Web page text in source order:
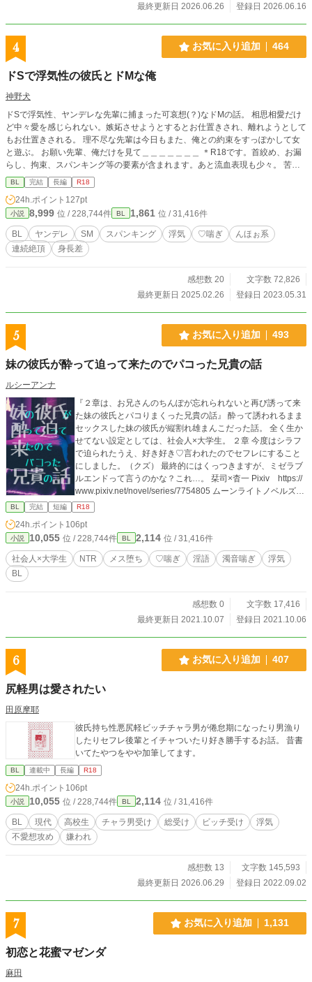
最終更新日 2026.06.26
登録日 2026.06.16
4 お気に入り追加 464
ドSで浮気性の彼氏とドMな俺
神野犬
ドSで浮気性、ヤンデレな先輩に捕まった可哀想(？)なドMの話。 相思相愛だけ
ど中々愛を感じられない。嫉妬させようとするとお仕置きされ、離れようとして
もお仕置きされる。 理不尽な先輩は今日もまた、俺との約束をすっぽかして女
と遊ぶ。 お願い先輩、俺だけを見て＿＿＿＿＿＿＿ ＊R18です。首絞め、お漏
らし、拘束、スパンキング等の要素が含まれます。あと流血表現も少々。 苦手
BL 完結 長編 R18
24h.ポイント 127pt
小説 8,999 位 / 228,744件 BL 1,861 位 / 31,416件
BL ヤンデレ SM スパンキング 浮気 ♡喘ぎ
んほぉ系
連続絶頂
身長差
感想数 20
文字数 72,826
最終更新日 2025.02.26
登録日 2023.05.31
5 お気に入り追加 493
妹の彼氏が酔って迫って来たのでパコった兄貴の話
ルシーアンナ
『２章は、お兄さんのちんぽが忘れられないと再び誘って来
た妹の彼氏とパコりまくった兄貴の話』 酔って誘われるまま
セックスした妹の彼氏が縦割れ雄まんこだった話。 全く生か
せてない設定としては、社会人×大学生。 ２章 今度はシラフ
で迫られたうえ、好き好き♡言われたのでセフレにすること
にしました。（クズ） 最終的にはくっつきますが、ミゼラブ
ルエンドって言うのかな？これ…。 栞司×杳一 Pixiv https://
www.pixiv.net/novel/series/7754805 ムーンライトノベルズ
https://novel18.syosetu.com/n1704ii/ fujossy https://fujossy.j
p/books/29830 ハーメルン https://syosetu.org/novel/40636
5/
BL 完結 短編 R18
24h.ポイント 106pt
小説 10,055 位 / 228,744件 BL 2,114 位 / 31,416件
社会人×大学生 NTR メス堕ち ♡喘ぎ 淫語 濁音喘ぎ
浮気
BL
感想数 0
文字数 17,416
最終更新日 2021.10.07
登録日 2021.10.06
6 お気に入り追加 407
尻軽男は愛されたい
田原摩耶
彼氏持ち性悪尻軽ビッチチャラ男が倦怠期になったり男漁り
したりセフレ後輩とイチャついたり好き勝手するお話。 昔書
いてたやつをやや加筆してます。
BL 連載中 長編 R18
24h.ポイント 106pt
小説 10,055 位 / 228,744件 BL 2,114 位 / 31,416件
BL 現代 高校生 チャラ男受け 総受け ビッチ受け
浮気
不愛想攻め
嫌われ
感想数 13
文字数 145,593
最終更新日 2026.06.29
登録日 2022.09.02
7 お気に入り追加 1,131
初恋と花蜜マゼンダ
麻田